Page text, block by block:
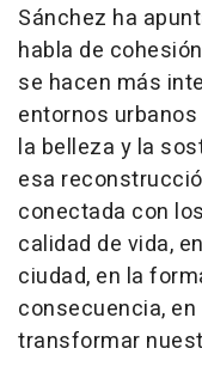
Sánchez ha
habla de
se hacen más
entornos
la belleza y la
esa
conectada con
calidad de vida,
ciudad, en la
consecuencia,
transformar